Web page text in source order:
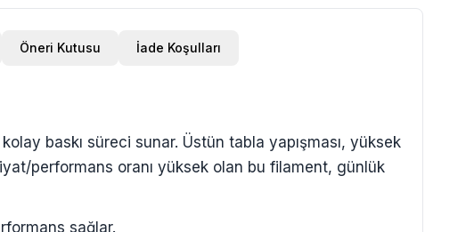
Öneri Kutusu İade Koşulları
baskı süreci sunar. Üstün tabla yapışması, yüksek
performans oranı yüksek olan bu filament, günlük
sağlar.